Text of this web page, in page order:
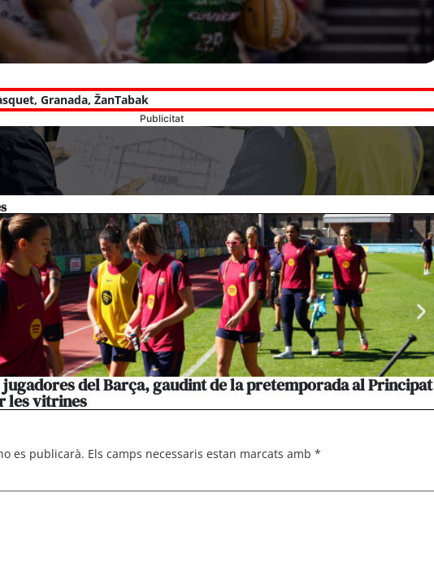
, Granada, ŽanTabak
Publicitat
del Barça, gaudint de la pretemporada al Principat
les vitrines
es publicarà. Els camps necessaris estan marcats amb *